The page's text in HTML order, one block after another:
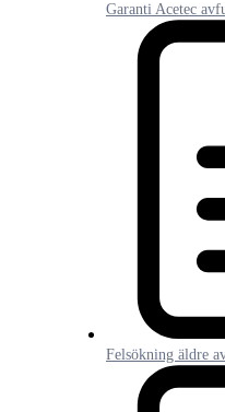
Garanti Acetec
Felsökning äldre